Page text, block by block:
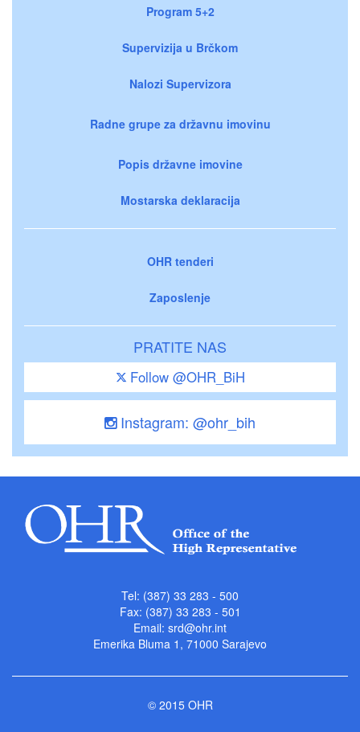
Program 5+2
Supervizija u Brčkom
Nalozi Supervizora
Radne grupe za državnu imovinu
Popis državne imovine
Mostarska deklaracija
OHR tenderi
Zaposlenje
PRATITE NAS
Follow @OHR_BiH
Instagram: @ohr_bih
Tel: (387) 33 283 - 500
Fax: (387) 33 283 - 501
Email: srd@ohr.int
Emerika Bluma 1, 71000 Sarajevo
© 2015 OHR